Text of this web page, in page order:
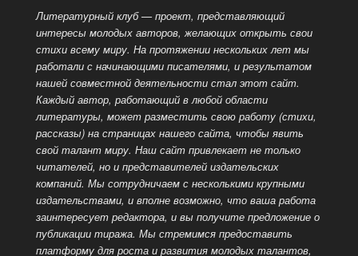
Литературный клуб — проект, представляющий
интересы молодых авторов, желающих открыть свои
стихи всему миру. На протяжении нескольких лет мы
работали с начинающими писателями, и результатом
нашей совместной деятельности стал этот сайт.
Каждый автор, работающий в любой области
литературы, может разместить свою работу (стихи,
рассказы) на страницах нашего сайта, чтобы явить
свой талант миру. Наш сайт привлекает не только
читателей, но и представителей издательских
компаний. Мы сотрудничаем с несколькими крупными
издательствами, и вполне возможно, что ваша работа
заинтересует редактора, и вы получите предложение о
публикации тиража. Мы стремимся предоставить
платформу для роста и развития молодых талантов,